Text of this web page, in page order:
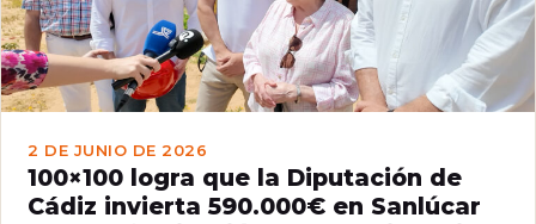
2 DE JUNIO DE 2026
100×100 logra que la Diputación de
Cádiz invierta 590.000€ en Sanlúcar